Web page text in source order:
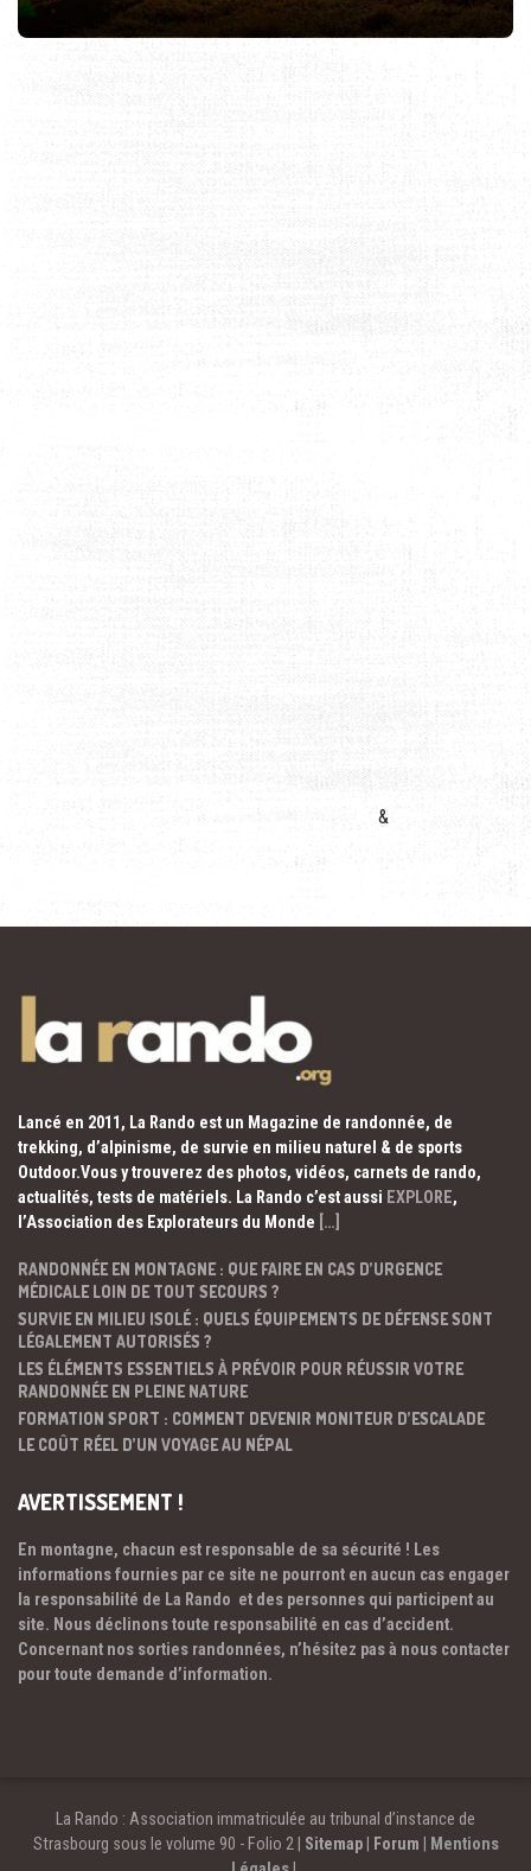
&
Lancé en 2011, La Rando est un Magazine de randonnée, de
trekking, d’alpinisme, de survie en milieu naturel & de sports
Outdoor.Vous y trouverez des photos, vidéos, carnets de rando,
actualités, tests de matériels. La Rando c’est aussi EXPLORE,
l’Association des Explorateurs du Monde […]
RANDONNÉE EN MONTAGNE : QUE FAIRE EN CAS D’URGENCE
MÉDICALE LOIN DE TOUT SECOURS ?
SURVIE EN MILIEU ISOLÉ : QUELS ÉQUIPEMENTS DE DÉFENSE SONT
LÉGALEMENT AUTORISÉS ?
LES ÉLÉMENTS ESSENTIELS À PRÉVOIR POUR RÉUSSIR VOTRE
RANDONNÉE EN PLEINE NATURE
FORMATION SPORT : COMMENT DEVENIR MONITEUR D’ESCALADE
LE COÛT RÉEL D’UN VOYAGE AU NÉPAL
AVERTISSEMENT !
En montagne, chacun est responsable de sa sécurité ! Les
informations fournies par ce site ne pourront en aucun cas engager
la responsabilité de La Rando et des personnes qui participent au
site. Nous déclinons toute responsabilité en cas d’accident.
Concernant nos sorties randonnées, n’hésitez pas à nous contacter
pour toute demande d’information.
La Rando : Association immatriculée au tribunal d’instance de
Strasbourg sous le volume 90 - Folio 2 | Sitemap| Forum
Mentions